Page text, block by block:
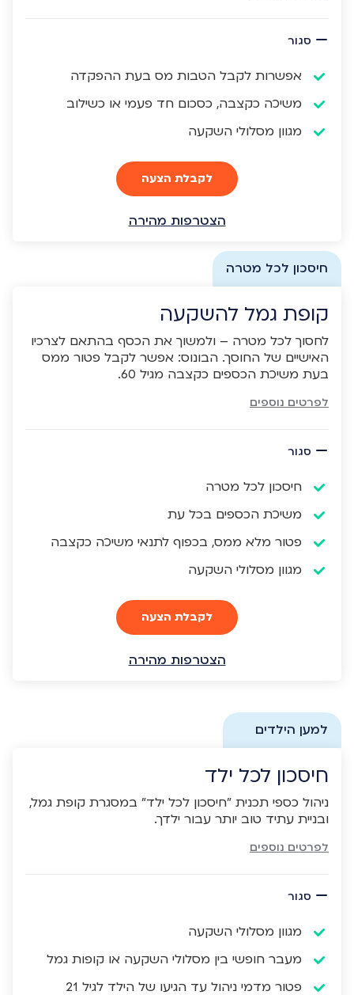
סגור
אפשרות לקבל הטבות מס בעת ההפקדה
משיכה כקצבה, כסכום חד פעמי או כשילוב
מגוון מסלולי השקעה
לקבלת הצעה
הצטרפות מהירה
חיסכון לכל מטרה
קופת גמל להשקעה
לחסוך לכל מטרה – ולמשוך את הכסף בהתאם לצרכיו
האישיים של החוסך. הבונוס: אפשר לקבל פטור ממס
בעת משיכת הכספים כקצבה מגיל 60.
לפרטים נוספים
סגור
חיסכון לכל מטרה
משיכת הכספים בכל עת
פטור מלא ממס, בכפוף לתנאי משיכה כקצבה
מגוון מסלולי השקעה
לקבלת הצעה
הצטרפות מהירה
למען הילדים
חיסכון לכל ילד
ניהול כספי תכנית "חיסכון לכל ילד" במסגרת קופת גמל,
ובניית עתיד טוב יותר עבור ילדך.
לפרטים נוספים
סגור
מגוון מסלולי השקעה
מעבר חופשי בין מסלולי השקעה או קופות גמל
פטור מדמי ניהול עד הגיעו של הילד לגיל 21